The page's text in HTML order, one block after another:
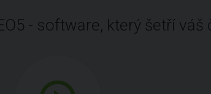
- software, který šetří váš